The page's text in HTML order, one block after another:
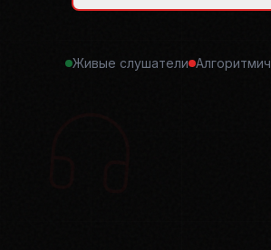
Живые слушатели